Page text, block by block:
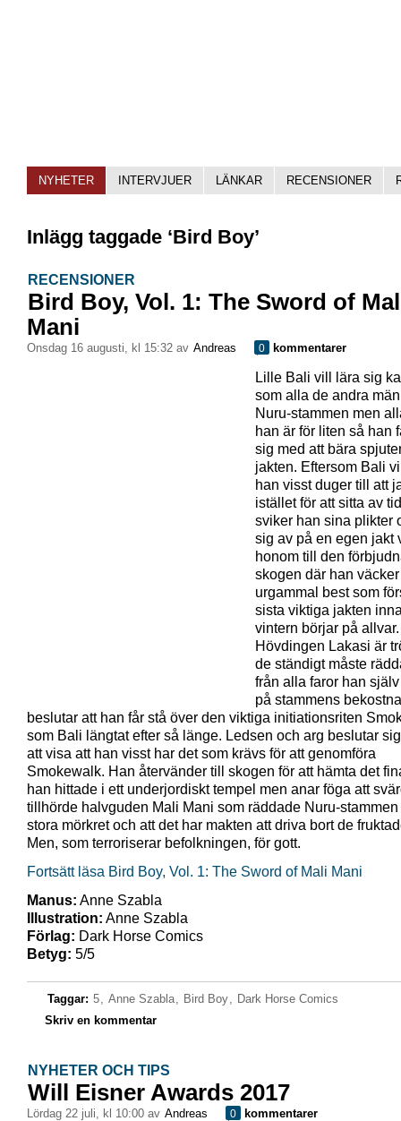
NYHETER INTERVJUER LÄNKAR RECENSIONER
Inlägg taggade ‘Bird Boy’
RECENSIONER
Bird Boy, Vol. 1: The Sword of
Mani
onsdag 16 augusti, kl 15:32 av Andreas 0 kommentarer
Lille Bali vill lära sig
som alla de andra
Nuru-stammen men
han är för liten så han
sig med att bära
jakten. Eftersom Bali
han visst duger till att
istället för att sitta av
sviker han sina plikter
sig av på en egen jakt
honom till den
skogen där han
urgammal best som
sista viktiga jakten
vintern börjar på allvar.
Hövdingen Lakasi är
de ständigt måste
från alla faror han
på stammens
beslutar att han får stå över den viktiga initiationsriten
som Bali längtat efter så länge. Ledsen och arg beslutar
att visa att han visst har det som krävs för att genomföra
Smokewalk. Han återvänder till skogen för att hämta det
han hittade i ett underjordiskt tempel men anar föga att
tillhörde halvguden Mali Mani som räddade Nuru-stammen
stora mörkret och att det har makten att driva bort de
Men, som terroriserar befolkningen, för gott.
Fortsätt läsa Bird Boy, Vol. 1: The Sword of Mali Mani
Manus: Anne Szabla
Illustration: Anne Szabla
Förlag: Dark Horse Comics
Betyg: 5/5
Taggar: 5, Anne Szabla, Bird Boy, Dark Horse Comics
Skriv en kommentar
NYHETER OCH TIPS
Will Eisner Awards 2017
lördag 22 juli, kl 10:00 av Andreas 0 kommentarer